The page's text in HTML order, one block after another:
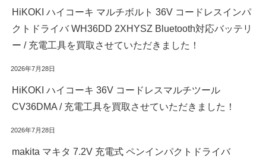
HiKOKI ハイコーキ マルチボルト 36V コードレスインパ
クトドライバ WH36DD 2XHYSZ Bluetooth対応バッテリ
ー / 充電工具を買取させていただきました！
2026年7月28日
HiKOKI ハイコーキ 36V コードレスマルチツール
CV36DMA / 充電工具を買取させていただきました！
2026年7月28日
makita マキタ 7.2V 充電式 ペンインパクトドライバ